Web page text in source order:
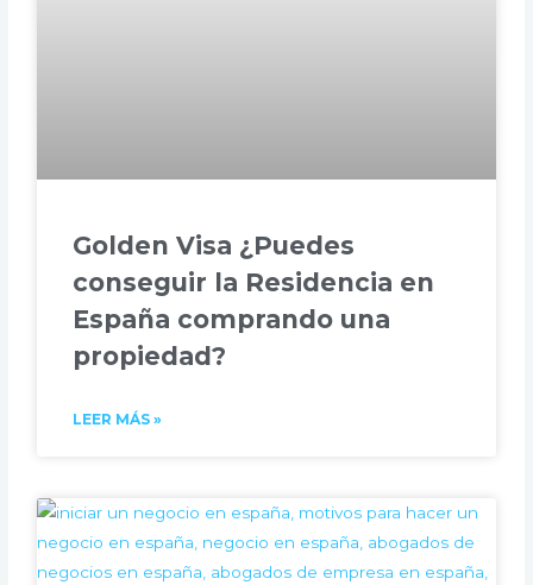
Golden Visa ¿Puedes
conseguir la Residencia en
España comprando una
propiedad?
LEER MÁS »